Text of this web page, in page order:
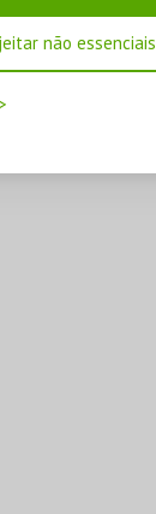
não essenciais